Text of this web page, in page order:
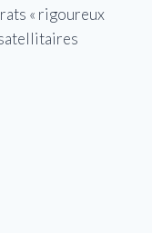
« rigoureux